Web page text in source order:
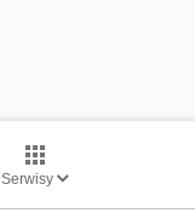
Serwisy